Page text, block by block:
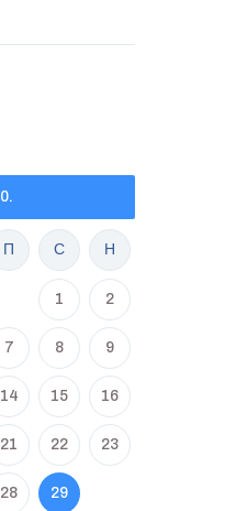
П С Н
1 2
7 8 9
14 15 16
21 22 23
28 29